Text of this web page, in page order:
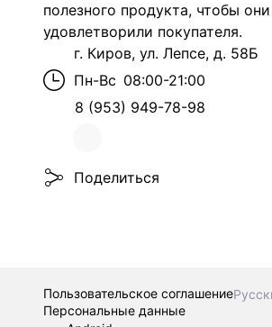
полезного продукта, чтобы они
удовлетворили покупателя.
г. Киров, ул. Лепсе, д. 58Б
Пн-Вс 08:00-21:00
8 (953) 949-78-98
Поделиться
Пользовательское соглашение
Персональные данные